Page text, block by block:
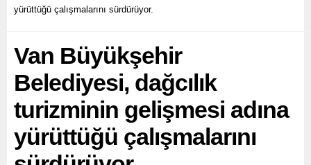
yürüttüğü çalışmalarını sürdürüyor.
Van Büyükşehir
Belediyesi, dağcılık
turizminin gelişmesi adına
yürüttüğü çalışmalarını